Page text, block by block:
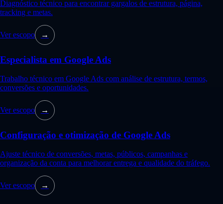
Diagnóstico técnico para encontrar gargalos de estrutura, página,
tracking e metas.
Ver escopo →
Especialista em Google Ads
Trabalho técnico em Google Ads com análise de estrutura, termos,
conversões e oportunidades.
Ver escopo →
Configuração e otimização de Google Ads
Ajuste técnico de conversões, metas, públicos, campanhas e
organização da conta para melhorar entrega e qualidade do tráfego.
Ver escopo →